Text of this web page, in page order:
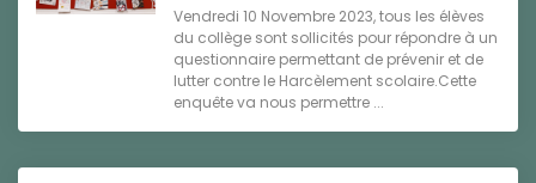
Vendredi 10 Novembre 2023, tous les élèves
du collège sont sollicités pour répondre à un
questionnaire permettant de prévenir et de
lutter contre le Harcèlement scolaire.Cette
enquête va nous permettre ...